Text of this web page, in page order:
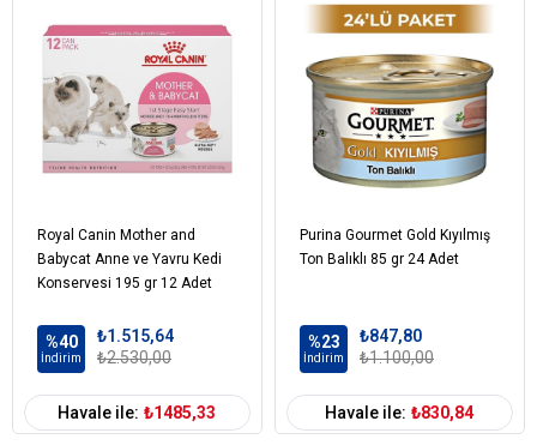
Süt ve süt türevleri
Mineraller
Çeşitli şekerler
Renklendiriciler
Kedi Yaş Aralığı Yavru (0-12 Ay)
Kedi Özel
Gereksinim
Bağışıklık Sistemi Gelişimi Damak
Tatlarına Uygun
İçerik
Kedi Maması
Paket Boyutu
Kedi Maması
Çoklu Paket
Royal Canin Mother and
Babycat Anne ve Yavru Kedi
Konservesi 195 gr 12 Adet
%40
İndirim
₺1.515,64
₺2.530,00
Havale ile: ₺1485,33
Purina Gourmet Gold Kıyılmış
Ton Balıklı 85 gr 24 Adet
%23
İndirim
₺847,80
₺1.100,00
Havale ile: ₺830,84